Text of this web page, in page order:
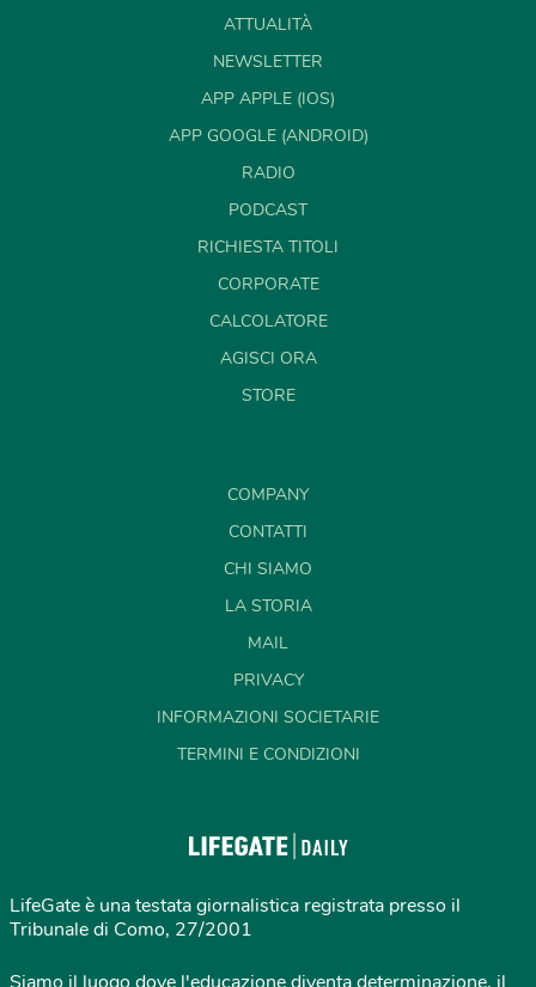
ATTUALITÀ
NEWSLETTER
APP APPLE (IOS)
APP GOOGLE (ANDROID)
RADIO
PODCAST
RICHIESTA TITOLI
CORPORATE
CALCOLATORE
AGISCI ORA
STORE
COMPANY
CONTATTI
CHI SIAMO
LA STORIA
MAIL
PRIVACY
INFORMAZIONI SOCIETARIE
TERMINI E CONDIZIONI
LifeGate è una testata giornalistica registrata presso il
Tribunale di Como, 27/2001